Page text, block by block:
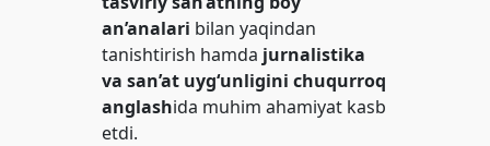
an’analari bilan yaqindan
tanishtirish hamda jurnalistika
va san’at uyg‘unligini chuqurroq
anglashida muhim ahamiyat kasb
etdi.